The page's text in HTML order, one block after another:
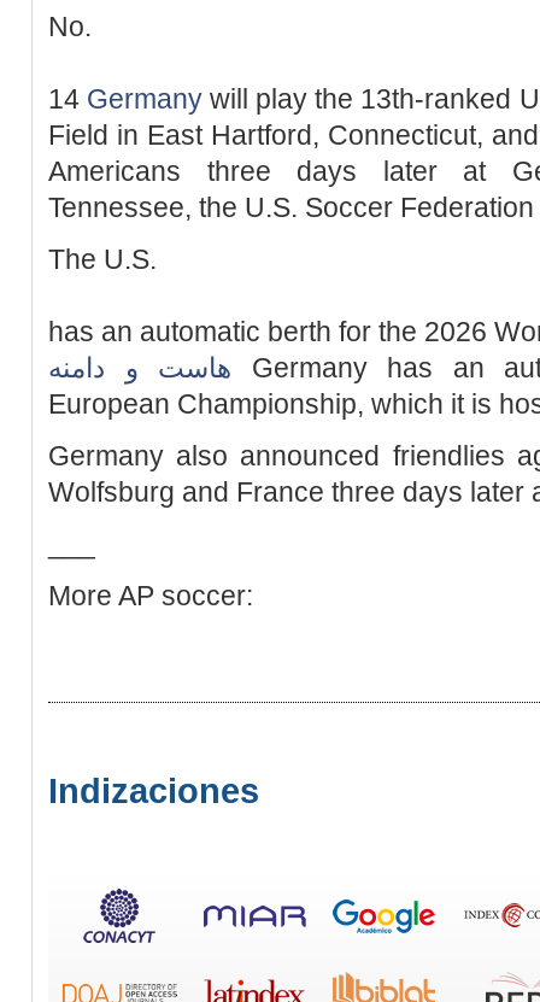
No.
14 Germany will play the 13th-ranked
Field in East Hartford, Connecticut,
Americans three days later at
Tennessee, the U.S. Soccer
The U.S.
has an automatic berth for the 2026
هاست و دامنه Germany has an
European Championship, which it is
Germany also announced friendlies
Wolfsburg and France three days later
More AP soccer:
Indizaciones